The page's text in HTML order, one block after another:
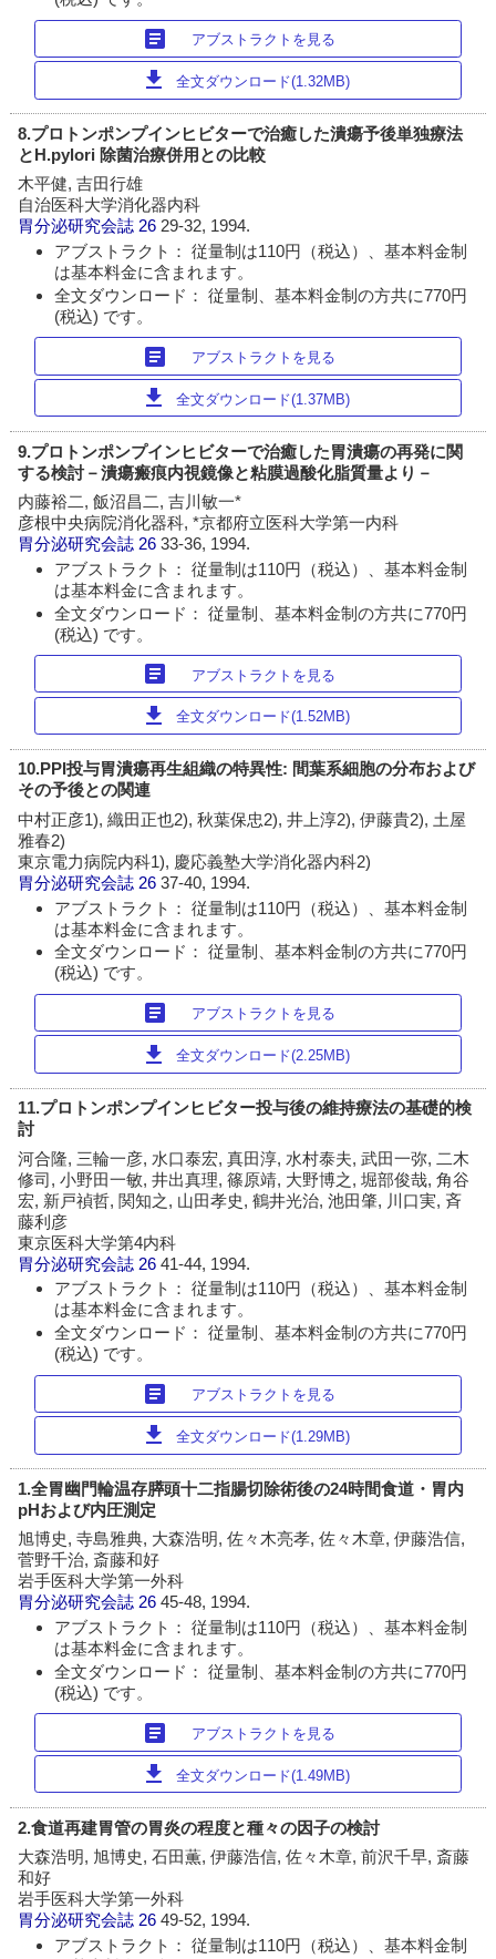
article アブストラクトを見る
download 全文ダウンロード(1.32MB)
8.プロトンポンプインヒビターで治癒した潰瘍予後単独療法
とH.pylori 除菌治療併用との比較
木平健, 吉田行雄
自治医科大学消化器内科
胃分泌研究会誌 26 29-32, 1994.
アブストラクト： 従量制は110円（税込）、基本料金制
は基本料金に含まれます。
全文ダウンロード： 従量制、基本料金制の方共に770円
(税込) です。
article アブストラクトを見る
download 全文ダウンロード(1.37MB)
9.プロトンポンプインヒビターで治癒した胃潰瘍の再発に関
する検討－潰瘍瘢痕内視鏡像と粘膜過酸化脂質量より－
内藤裕二, 飯沼昌二, 吉川敏一*
彦根中央病院消化器科, *京都府立医科大学第一内科
胃分泌研究会誌 2633-36, 1994.
アブストラクト： 従量制は110円（税込）、基本料金制
は基本料金に含まれます。
全文ダウンロード： 従量制、基本料金制の方共に770円
(税込) です。
article アブストラクトを見る
download 全文ダウンロード(1.52MB)
10.PPI投与胃潰瘍再生組織の特異性: 間葉系細胞の分布および
その予後との関連
中村正彦1), 織田正也2), 秋葉保忠2), 井上淳2), 伊藤貴2), 土屋
雅春2)
東京電力病院内科1), 慶応義塾大学消化器内科2)
胃分泌研究会誌 2637-40, 1994.
アブストラクト： 従量制は110円（税込）、基本料金制
は基本料金に含まれます。
全文ダウンロード： 従量制、基本料金制の方共に770円
(税込) です。
article アブストラクトを見る
download 全文ダウンロード(2.25MB)
11.プロトンポンプインヒビター投与後の維持療法の基礎的検
討
河合隆, 三輪一彦, 水口泰宏, 真田淳, 水村泰夫, 武田一弥, 二木
修司, 小野田一敏, 井出真理, 篠原靖, 大野博之, 堀部俊哉, 角谷
宏, 新戸禎哲, 関知之, 山田孝史, 鶴井光治, 池田肇, 川口実, 斉
藤利彦
東京医科大学第4内科
胃分泌研究会誌 2641-44, 1994.
アブストラクト： 従量制は110円（税込）、基本料金制
は基本料金に含まれます。
全文ダウンロード： 従量制、基本料金制の方共に770円
(税込) です。
article アブストラクトを見る
download 全文ダウンロード(1.29MB)
1.全胃幽門輪温存膵頭十二指腸切除術後の24時間食道・胃内
pHおよび内圧測定
旭博史, 寺島雅典, 大森浩明, 佐々木亮孝, 佐々木章, 伊藤浩信,
菅野千治, 斎藤和好
岩手医科大学第一外科
胃分泌研究会誌 2645-48, 1994.
アブストラクト： 従量制は110円（税込）、基本料金制
は基本料金に含まれます。
全文ダウンロード： 従量制、基本料金制の方共に770円
(税込) です。
article アブストラクトを見る
download 全文ダウンロード(1.49MB)
2.食道再建胃管の胃炎の程度と種々の因子の検討
大森浩明, 旭博史, 石田薫, 伊藤浩信, 佐々木章, 前沢千早, 斎藤
和好
岩手医科大学第一外科
胃分泌研究会誌 2649-52, 1994.
アブストラクト： 従量制は110円（税込）、基本料金制